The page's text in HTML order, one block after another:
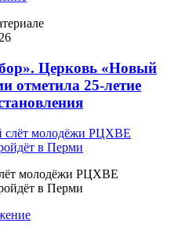
Церковь «Новый
отметила 25-летие
молодёжи РЦХВЕ
в Перми